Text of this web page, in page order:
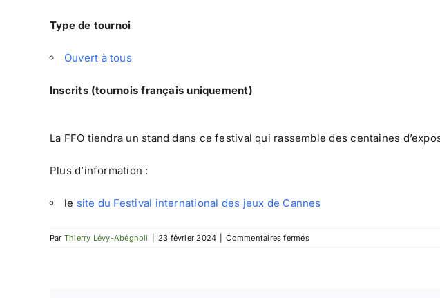
Type de tournoi
Ouvert à tous
Inscrits (tournois français uniquement)
La FFO tiendra un stand dans ce festival qui rassemble des centaines
Plus d’information :
le site du Festival international des jeux de Cannes
Par Thierry Lévy-Abégnoli 23 février 2024 Commentaires ferméssur